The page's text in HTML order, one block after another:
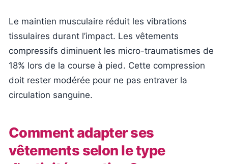
Le maintien musculaire réduit les vibrations
tissulaires durant l’impact. Les vêtements
compressifs diminuent les micro-traumatismes de
18% lors de la course à pied. Cette compression
doit rester modérée pour ne pas entraver la
circulation sanguine.
Comment adapter ses
vêtements selon le type